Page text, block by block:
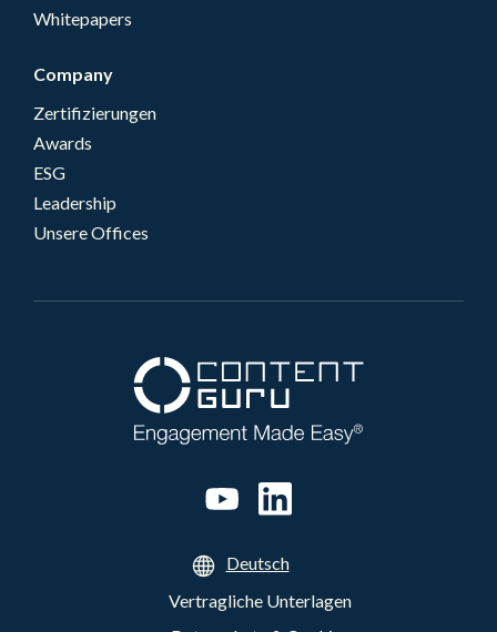
Whitepapers
Company
Zertifizierungen
Awards
ESG
Leadership
Unsere Offices
Deutsch
Vertragliche Unterlagen